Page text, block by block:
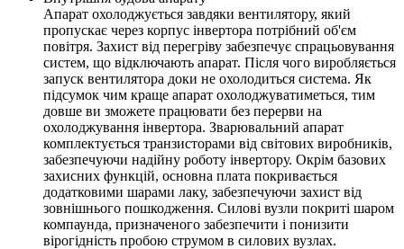
Апарат охолоджується завдяки вентилятору, який
пропускає через корпус інвертора потрібний об'єм
повітря. Захист від перегріву забезпечує спрацьовування
систем, що відключають апарат. Після чого виробляється
запуск вентилятора доки не охолодиться система. Як
підсумок чим краще апарат охолоджуватиметься, тим
довше ви зможете працювати без перерви на
охолоджування інвертора. Зварювальний апарат
комплектується транзисторами від світових виробників,
забезпечуючи надійну роботу інвертору. Окрім базових
захисних функцій, основна плата покривається
додатковими шарами лаку, забезпечуючи захист від
зовнішнього пошкодження. Силові вузли покриті шаром
компаунда, призначеного забезпечити і понизити
вірогідність пробою струмом в силових вузлах.